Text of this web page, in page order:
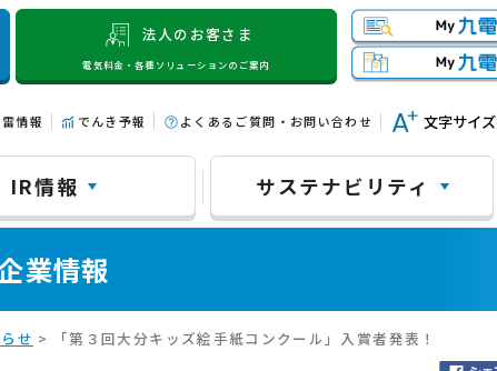
法人のお客さま
電気料金・各種ソリューションのご案内
情報 でんき予報 よくあるご質問・お問い合わせ 文字サイズ
IR情報 サステナビリティ
業情報
せ > 「第３回大分キッズ絵手紙コンクール」入賞者発表！